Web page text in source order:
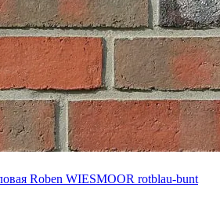
Roben WIESMOOR rotblau-bunt